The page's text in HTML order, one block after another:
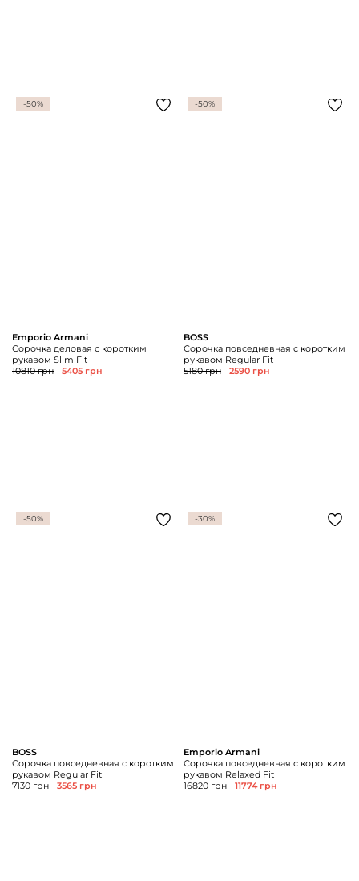
-50%
Emporio Armani
Сорочка деловая с коротким
рукавом Slim Fit
10810 грн
5405 грн
-50%
BOSS
Сорочка повседневная с коротким
рукавом Regular Fit
5180 грн
2590 грн
-50%
BOSS
Сорочка повседневная с коротким
рукавом Regular Fit
7130 грн
3565 грн
-30%
Emporio Armani
Сорочка повседневная с коротким
рукавом Relaxed Fit
16820 грн
11774 грн